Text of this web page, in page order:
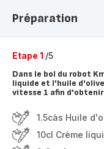
Préparation
Etape 1 /5
Dans le bol du robot
liquide et l'huile
vitesse 1 afin
1.5càs Huile
10cl Crème